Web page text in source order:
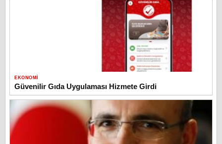
EKONOMI
Güvenilir Gıda Uygulaması Hizmete Girdi